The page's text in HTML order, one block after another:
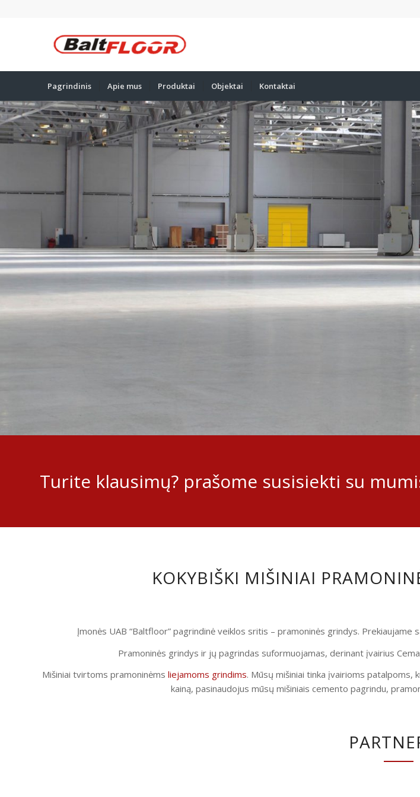
Pagrindinis Apie mus Produktai Objektai Kontaktai
Turite klausimų? prašome susisiekti su
KOKYBIŠKI MIŠINIAI
Įmonės UAB “Baltfloor” pagrindinė veiklos sritis – pramoninės grindys.
Pramoninės grindys ir jų pagrindas suformuojamas, derinant įvairius
Mišiniai tvirtoms pramoninėms liejamoms grindims. Mūsų mišiniai tinka įvairioms patalpoms,
kainą, pasinaudojus mūsų mišiniais cemento pagrindu,